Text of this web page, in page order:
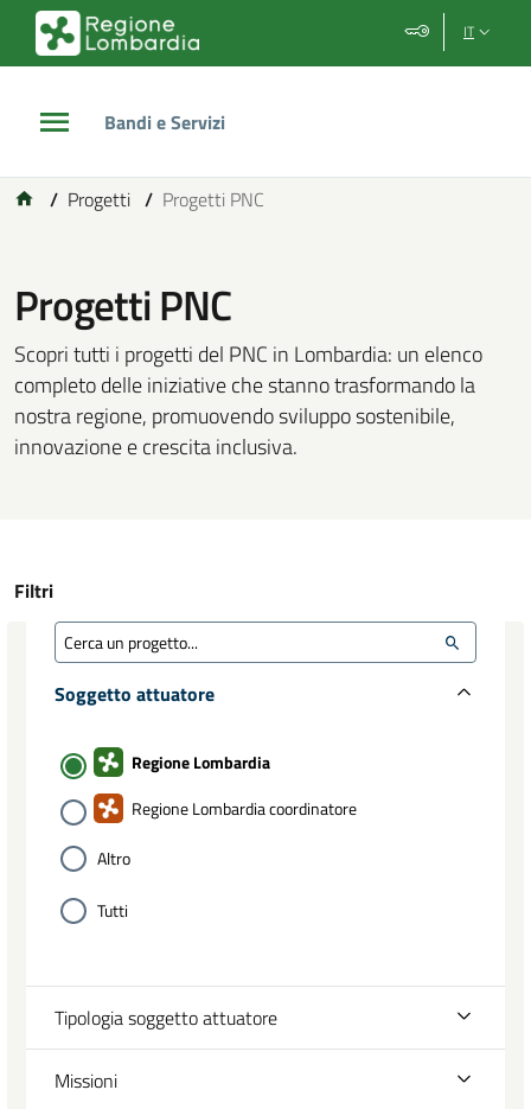
Vai al contenuto principale
Vai al footer IT
Bandi e Servizi
/ Progetti / Progetti PNC
Progetti PNC
Scopri tutti i progetti del PNC in Lombardia: un elenco
completo delle iniziative che stanno trasformando la
nostra regione, promuovendo sviluppo sostenibile,
innovazione e crescita inclusiva.
Filtri
Soggetto attuatore
Regione Lombardia
Regione Lombardia coordinatore
Altro
Tutti
Tipologia soggetto attuatore
Missioni